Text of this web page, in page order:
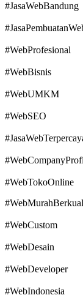
#JasaWebBandung
#WebProfesional
#WebBisnis
#WebUMKM
#WebSEO
#WebTokoOnline
#WebCustom
#WebDesain
#WebDeveloper
#WebIndonesia